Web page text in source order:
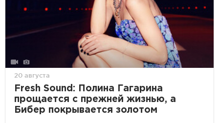
20 августа
Fresh Sound: Полина Гагарина
прощается с прежней жизнью, а
Бибер покрывается золотом